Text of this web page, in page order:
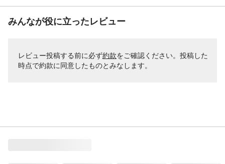
みんなが役に立ったレビュー
レビュー投稿する前に必ず約款をご確認ください。投稿した
時点で約款に同意したものとみなします。